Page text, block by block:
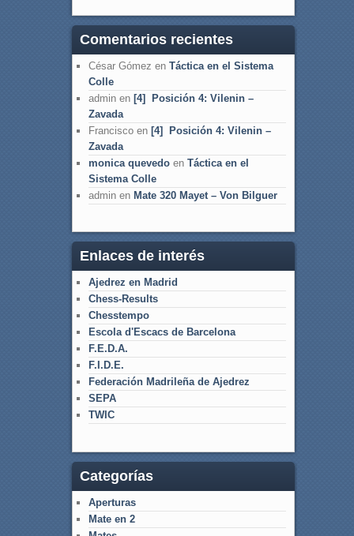
Comentarios recientes
César Gómez en Táctica en el Sistema
Colle
adminen [4] Posición 4: Vilenin –
Zavada
Franciscoen [4] Posición 4: Vilenin –
Zavada
monica quevedoen Táctica en el
Sistema Colle
adminen Mate 320 Mayet – Von Bilguer
Enlaces de interés
Ajedrez en Madrid
Chess-Results
Chesstempo
Escola d'Escacs de Barcelona
F.E.D.A.
F.I.D.E.
Federación Madrileña de Ajedrez
SEPA
TWIC
Categorías
Aperturas
Mate en 2